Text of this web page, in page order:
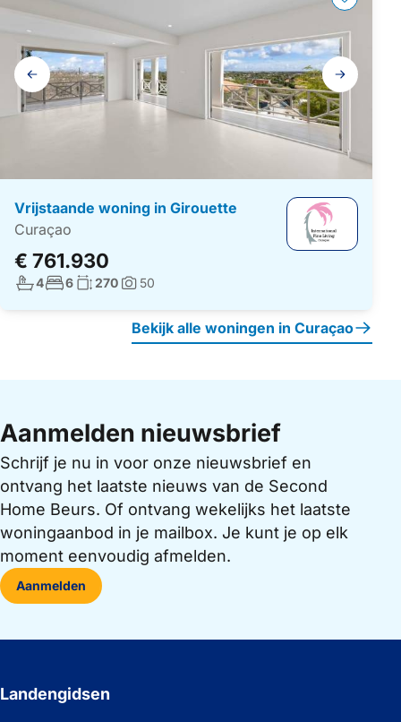
Galerij
navigatie
Vrijstaande woning in Girouette
Curaçao
€ 761.930
Aantal badkamers:
4Aantal slaapkamers:
6Woonoppervlakte:
270Foto's:
50
Bekijk alle woningen in Curaçao
Aanmelden nieuwsbrief
Schrijf je nu in voor onze nieuwsbrief en
ontvang het laatste nieuws van de Second
Home Beurs. Of ontvang wekelijks het laatste
woningaanbod in je mailbox. Je kunt je op elk
moment eenvoudig afmelden.
Aanmelden
Landengidsen